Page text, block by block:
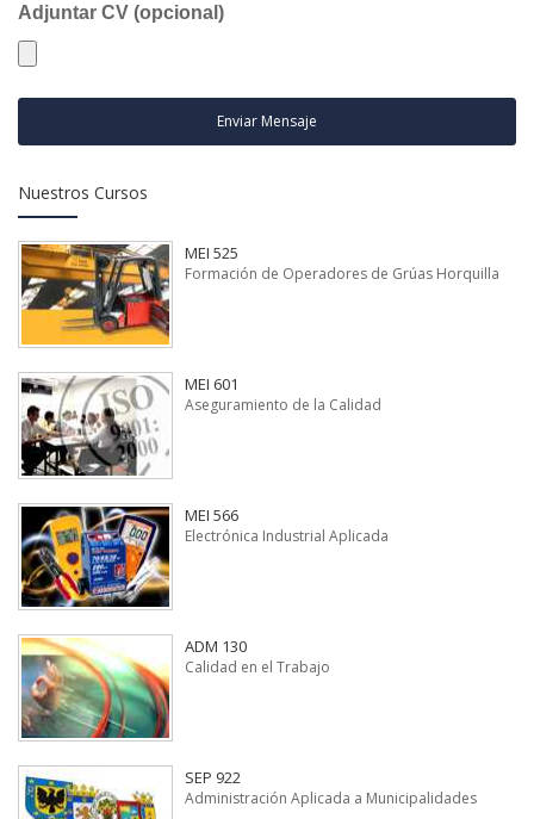
Adjuntar CV (opcional)
Enviar Mensaje
Nuestros Cursos
MEI 525
Formación de Operadores de Grúas Horquilla
MEI 601
Aseguramiento de la Calidad
MEI 566
Electrónica Industrial Aplicada
ADM 130
Calidad en el Trabajo
SEP 922
Administración Aplicada a Municipalidades